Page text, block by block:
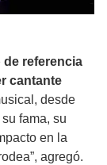
de referencia
cantante
desde
fama, su
en la
agregó.